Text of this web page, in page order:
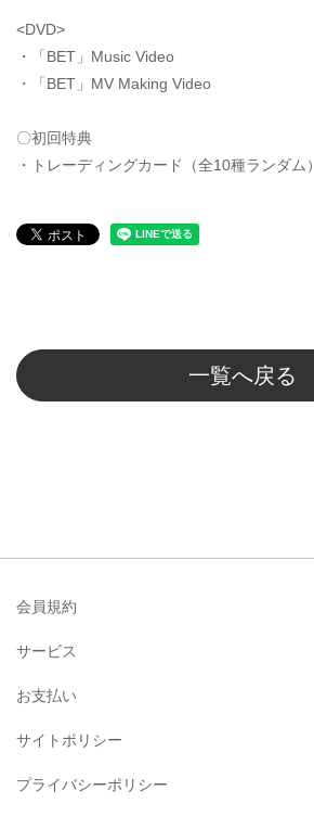
<DVD>
・「BET」Music Video
・「BET」MV Making Video
〇初回特典
・トレーディングカード（全10種ランダム）
一覧へ戻る
会員規約
サービス
お支払い
サイトポリシー
プライバシーポリシー